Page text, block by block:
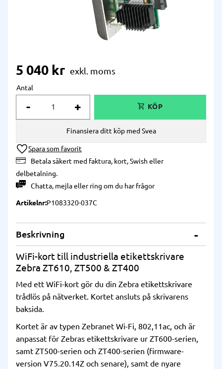
5 040 kr
Antal
+
-
Lägg till i önskelista
Betala säkert med faktura, kort, Swish eller
delbetalning.
Chatta, mejlaellerring om du har frågor
Finansiera ditt köp med Svea
Artikelnr P1083320-037C
Beskrivning
WiFi-kort till industriella etikettskrivare
Zebra ZT610, ZT500 & ZT400
Med ett WiFi-kort gör du din Zebra etikettskrivare
trådlös på nätverket. Kortet ansluts på skrivarens
baksida.
Kortet är av typen Zebranet Wi-Fi, 802,11ac, och är
anpassat för Zebras etikettskrivare ur ZT600-serien,
samt ZT500-serien och ZT400-serien (firmware-
version V75.20.14Z och senare), samt de nyare